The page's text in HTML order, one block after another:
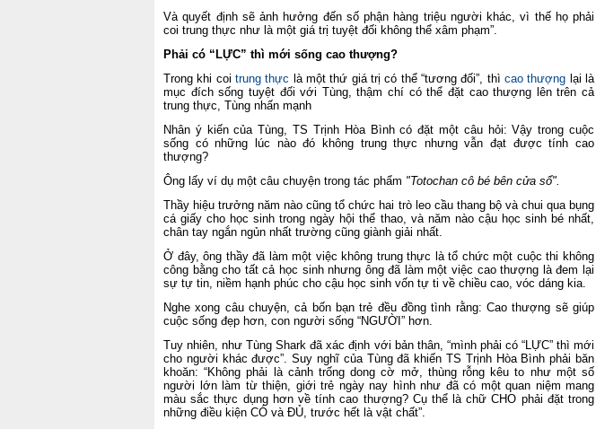
Vàquyết định sẽ ảnh hưởng đếnsố phận hàng triệu người khác, vì thế họ phải
coi trung thực như là một giá trị tuyệt đối không thể xâm phạm”.
Phải có “LỰC” thì mới sống cao thượng?
Trong khi coi trung thực là một thứ giá trị có thể “tương đối”, thìcao thượng lại là
mục đích sống tuyệt đối với Tùng, thậm chí có thể đặt cao thượng lên trên cả
trung thực, Tùng nhấn mạnh
Nhân ý kiến của Tùng, TS Trịnh Hòa Bình có đặt một câu hỏi:Vậy trong cuộc
sống có những lúc nào đó không trung thực nhưng vẫn đạt được tính cao
thượng?
Ông lấy ví dụ một câu chuyện trong tác phẩm "Totochan cô bé bên cửa sổ".
Thầy hiệu trưởng năm nào cũng tổ chức hai trò leo cầu thang bộ và chui qua bụng
cá giấy cho học sinh trong ngày hội thể thao, và năm nào cậu học sinh bé nhất,
chân tay ngắn ngủn nhất trường cũng giành giải nhất.
Ở đây, ông thầy đã làm một việc không trung thực là tổ chức một cuộc thi không
công bằng cho tất cả học sinh nhưng ông đã làm một việc cao thượng là đem lại
sự tự tin, niềm hạnh phúc cho cậu học sinh vốn tự ti về chiều cao, vóc dáng kia.
Nghe xong câu chuyện, cả bốn bạn trẻ đều đồng tình rằng: Cao thượng sẽgiúp
cuộc sống đẹp hơn, con người sống “NGƯỜI” hơn.
Tuy nhiên, như Tùng Shark đã xác định với bản thân, “mình phải có “LỰC” thì mới
cho người khác được”. Suy nghĩ của Tùng đã khiến TS Trịnh Hòa Bình phải băn
khoăn: “Không phải là cảnh trống dong cờ mở, thùng rỗng kêu to như một số
người lớn làm từ thiện, giới trẻ ngày nay hình như đã có một quan niệm mang
màu sắc thực dụng hơn về tính cao thượng? Cụ thể là chữ CHO phải đặt trong
những điều kiện CÓ và ĐỦ, trước hết là vật chất”.